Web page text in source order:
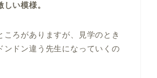
い模様。
ろがありますが、見学のとき
ンドン違う先生になっていくの